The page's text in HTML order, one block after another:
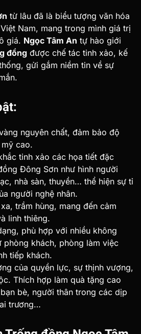
từ lâu đã là biểu tượng văn hóa
Nam, mang trong mình giá trị
giá. Ngọc Tâm An tự hào giới
đồng được chế tác tinh xảo, kế
gửi gắm niềm tin về sự
nguyên chất, đảm bảo độ
cao.
tinh xảo các họa tiết đặc
Đông Sơn như hình người
nhà sàn, thuyền… thể hiện sự tỉ
người nghệ nhân.
trầm hùng, mang đến cảm
linh thiêng.
phù hợp với nhiều không
phòng khách, phòng làm việc
tiếp khách.
của quyền lực, sự thịnh vượng,
Thích hợp làm quà tặng cao
bè, người thân trong các dịp
trương…